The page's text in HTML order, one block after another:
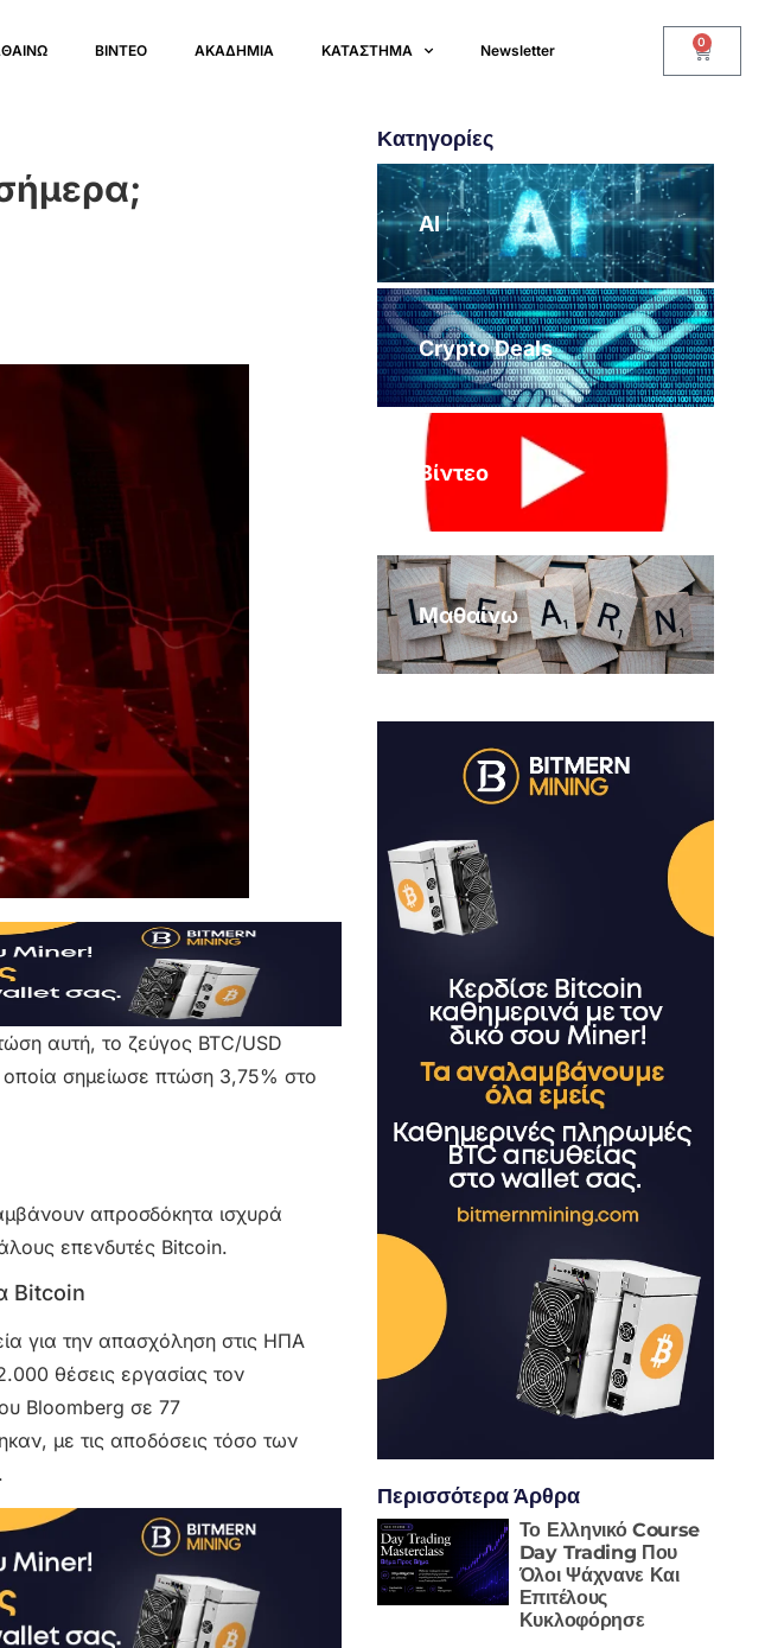
ΒΙΝΤΕΟ ΑΚΑΔΗΜΙΑ ΚΑΤΑΣΤΗΜΑ Newsletter 0
αυτή, το ζεύγος BTC/USD
σημείωσε πτώση 3,75% στο
απροσδόκητα ισχυρά
επενδυτές Bitcoin.
Bitcoin
για την απασχόληση στις ΗΠΑ
θέσεις εργασίας τον
Bloomberg σε 77
με τις αποδόσεις τόσο των
Κατηγορίες
AI
Crypto Deals
Βίντεο
Μαθαίνω
Περισσότερα Άρθρα
Το Ελληνικό Course
Day Trading Που
Όλοι Ψάχνανε Και
Επιτέλους
Κυκλοφόρησε